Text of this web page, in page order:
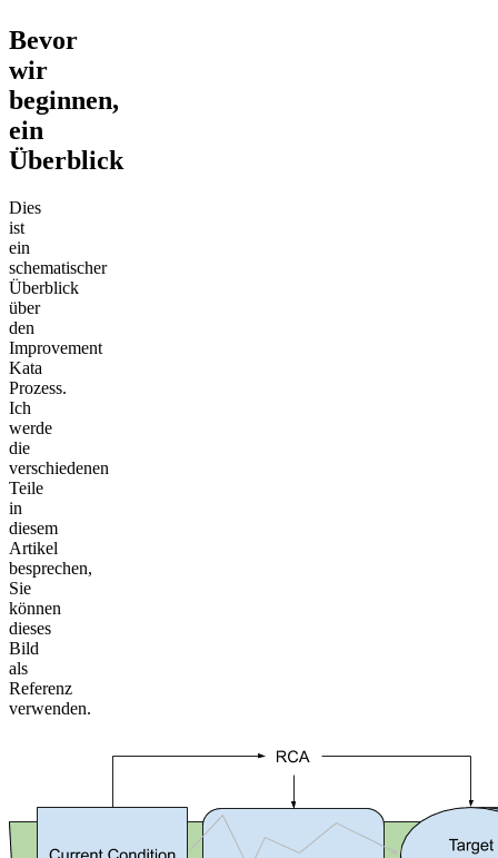
Bevor
wir
beginnen,
ein
Überblick
Dies
ist
ein
schematischer
Überblick
über
den
Improvement
Kata
Prozess.
Ich
werde
die
verschiedenen
Teile
in
diesem
Artikel
besprechen,
Sie
können
dieses
Bild
als
Referenz
verwenden.